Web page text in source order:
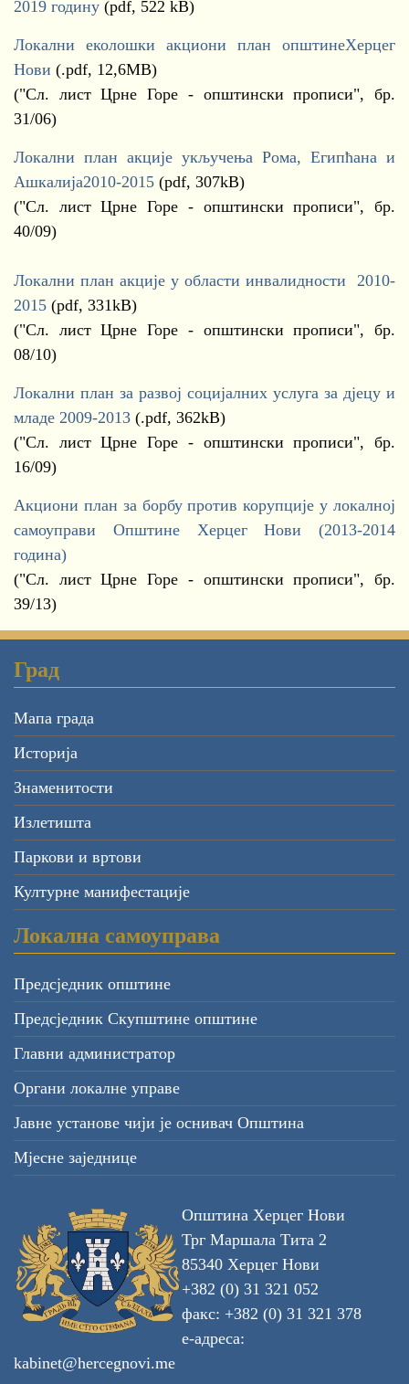
2019 годину (pdf, 522 kB)
Локaлни еколошки акциони план општинеХерцег
Нови (.pdf, 12,6MB)
("Сл. лист Црне Горе - општински прописи", бр.
31/06)
Локални план акције укључења Рома, Египћана и
Ашкалија2010-2015 (pdf, 307kB)
("Сл. лист Црне Горе - општински прописи", бр.
40/09)
Локални план акције у области инвалидности 2010-
2015 (pdf, 331kB)
("Сл. лист Црне Горе - општински прописи", бр.
08/10)
Локални план за развој социјалних услуга за дјецу и
младе 2009-2013 (.pdf, 362kB)
("Сл. лист Црне Горе - општински прописи", бр.
16/09)
Акциони план за борбу против корупције у локалној
самоуправи Општине Херцег Нови (2013-2014
година)
("Сл. лист Црне Горе - општински прописи", бр.
39/13)
Град
Мапа града
Историја
Знаменитости
Излетишта
Паркови и вртови
Културне манифестације
Локална самоуправа
Предсједник општине
Предсједник Скупштине општине
Главни администратор
Органи локалне управе
Јавне установе чији је оснивач Општина
Мјесне заједнице
Општина Херцег Нови
Трг Маршала Тита 2
85340 Херцег Нови
+382 (0) 31 321 052
факс: +382 (0) 31 321 378
е-адреса:
kabinet@hercegnovi.me